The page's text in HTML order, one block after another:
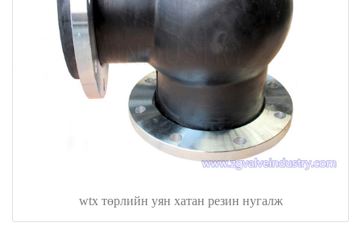
wtx төрлийн уян хатан резин нугалж